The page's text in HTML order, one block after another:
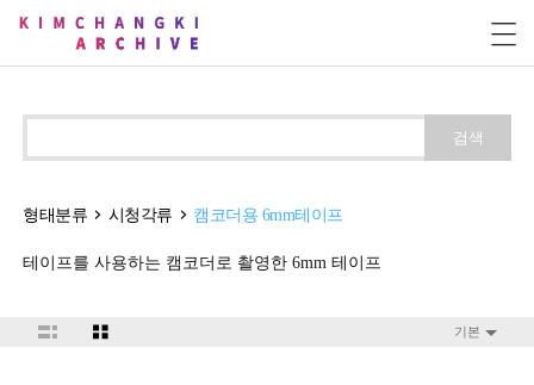
검색
형태분류 시청각류 캠코더용 6mm테이프
테이프를 사용하는 캠코더로 촬영한 6mm 테이프
기본